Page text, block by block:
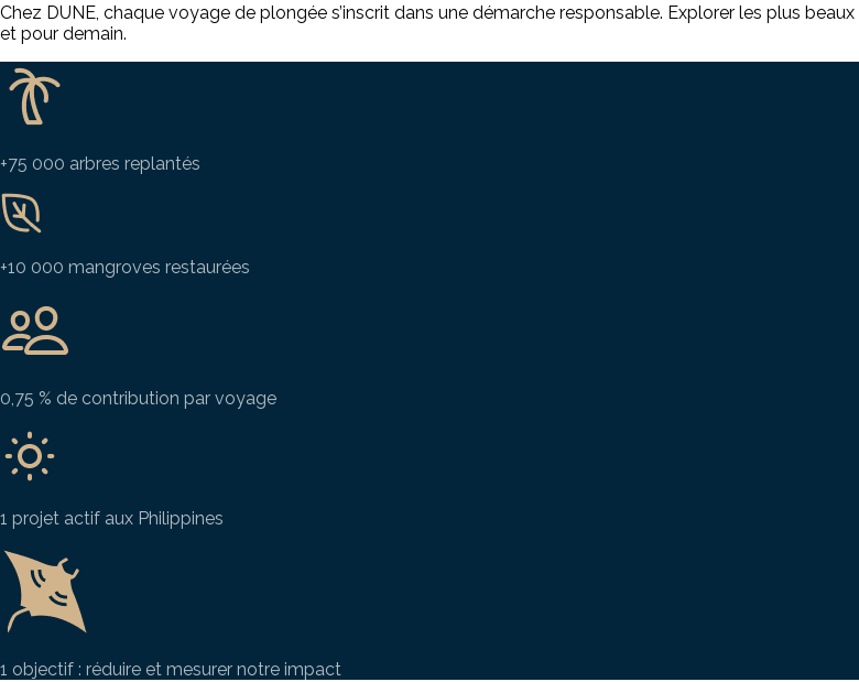
Chez DUNE, chaque voyage de plongée s’inscrit dans une démarche responsable. Explorer les plus
et pour demain.
+75 000 arbres replantés
+10 000 mangroves restaurées
0,75 % de contribution par voyage
1 projet actif aux Philippines
1 objectif : réduire et mesurer notre impact